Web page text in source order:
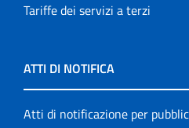
Tariffe dei servizi a terzi
ATTI DI NOTIFICA
Atti di notificazione per